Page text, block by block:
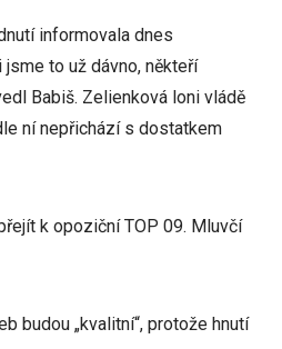
informovala dnes
to už dávno, někteří
Babiš. Zelienková loni vládě
ní nepřichází s dostatkem
k opoziční TOP 09. Mluvčí
budou „kvalitní“, protože hnutí